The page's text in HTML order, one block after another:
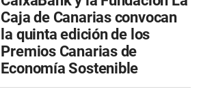
Caja de Canarias convocan
la quinta edición de los
Premios Canarias de
Economía Sostenible